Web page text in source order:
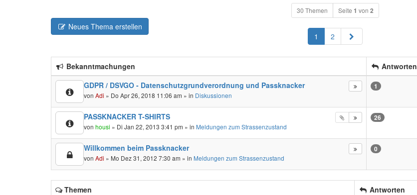
30 Themen Seite 1 von 2
Neues Thema erstellen
1
2 Nächste
Bekanntmachungen Antworten
GDPR / DSVGO - Datenschutzgrundverordnung und Passknacker
vonAdi » Do Apr 26, 2018 11:06 am » in Diskussionen
1
PASSKNACKER T-SHIRTS
vonhousi » Di Jan 22, 2013 3:41 pm » in Meldungen zum Strassenzustand
26
Willkommen beim Passknacker
vonAdi » Mo Dez 31, 2012 7:30 am » in Meldungen zum Strassenzustand
0
Themen Antworten